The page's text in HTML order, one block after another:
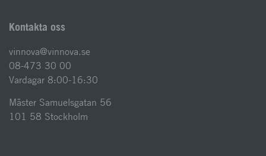
Kontakta oss
vinnova@vinnova.se
08-473 30 00
Vardagar 8:00-16:30
Mäster Samuelsgatan 56
101 58 Stockholm